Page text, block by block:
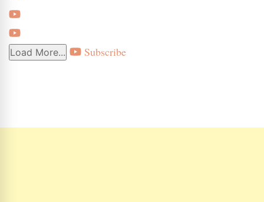
Load More... Subscribe